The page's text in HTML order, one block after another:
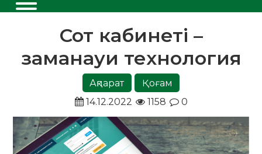
Сот кабинеті –
заманауи технология
Ақпарат
Қоғам
14.12.2022
1158 0